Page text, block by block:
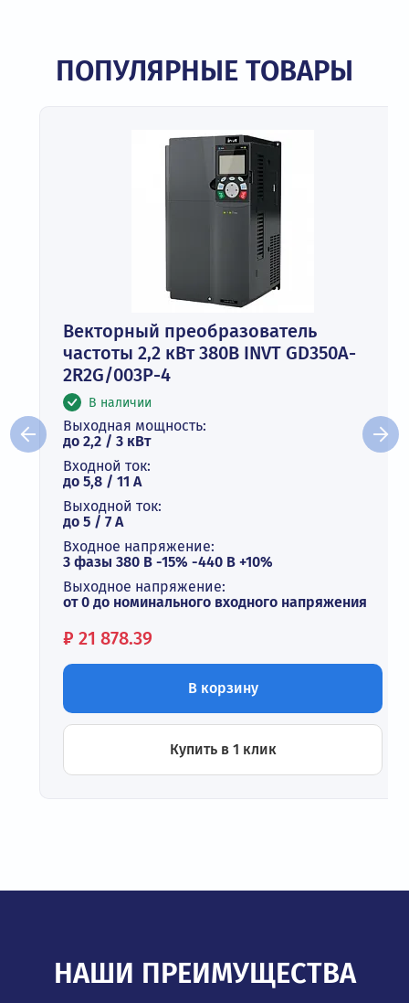
ПОПУЛЯРНЫЕ ТОВАРЫ
Векторный преобразователь
частоты 2,2 кВт 380В INVT GD350A-
2R2G/003P-4
В наличии
Выходная мощность:
до 2,2 / 3 кВт
Входной ток:
до 5,8 / 11 А
Выходной ток:
до 5 / 7 A
Входное напряжение:
3 фазы 380 В -15% -440 В +10%
Выходное напряжение:
от 0 до номинального входного напряжения
Цена:
₽ 21 878.39
В корзину
Купить в 1 клик
НАШИ ПРЕИМУЩЕСТВА